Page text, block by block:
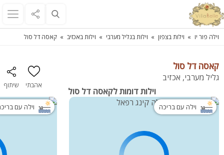
וילה פור יו וילות בצפון וילות בגליל מערבי וילות באכזיב קאסה דל סול
קאסה דל סול
גליל מערבי, אכזיב
אהבתי שיתוף
וילות דומות לקאסה דל סול
וילה עם בריכה וילה עם